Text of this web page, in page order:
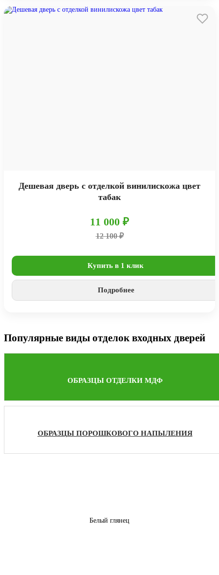
Дешевая дверь с отделкой винилискожа цвет
табак
11 000 ₽
12 100 ₽
Купить в 1 клик
Подробнее
Популярные виды отделок входных дверей
ОБРАЗЦЫ ОТДЕЛКИ МДФ
ОБРАЗЦЫ ПОРОШКОВОГО НАПЫЛЕНИЯ
Белый глянец